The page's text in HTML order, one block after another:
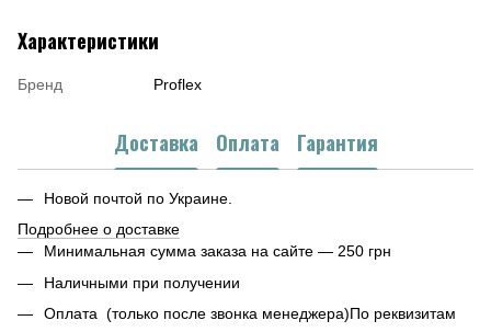
Характеристики
Бренд Proflex
Доставка Оплата Гарантия
Новой почтой по Украине.
Подробнее о доставке
Минимальная сумма заказа на сайте — 250 грн
Наличными при получении
Оплата (только после звонка менеджера)По реквизитам